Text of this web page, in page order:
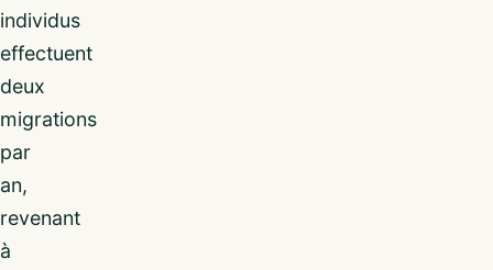
individus
effectuent
deux
migrations
par
an,
revenant
à